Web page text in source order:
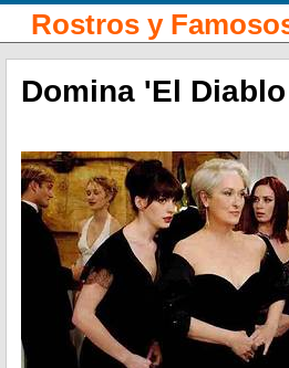
Rostros y
Domina 'El